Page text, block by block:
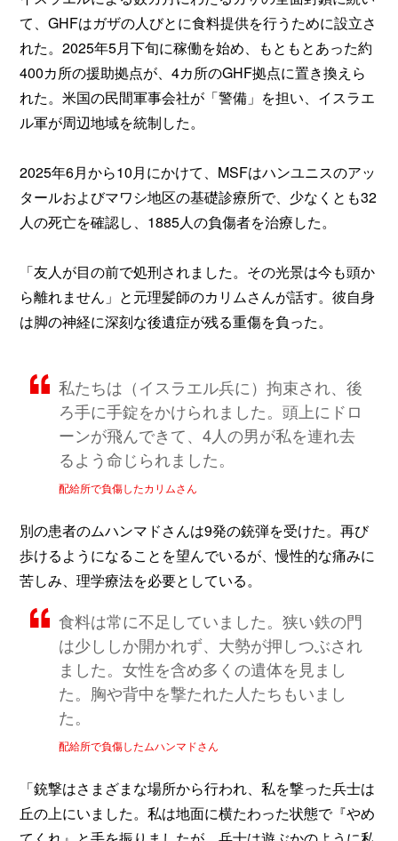
て、GHFはガザの人びとに食料提供を行うために設立さ
れた。2025年5月下旬に稼働を始め、もともとあった約
400カ所の援助拠点が、4カ所のGHF拠点に置き換えら
れた。米国の民間軍事会社が「警備」を担い、イスラエ
ル軍が周辺地域を統制した。
2025年6月から10月にかけて、MSFはハンユニスのアッ
タールおよびマワシ地区の基礎診療所で、少なくとも32
人の死亡を確認し、1885人の負傷者を治療した。
「友人が目の前で処刑されました。その光景は今も頭か
ら離れません」と元理髪師のカリムさんが話す。彼自身
は脚の神経に深刻な後遺症が残る重傷を負った。
私たちは（イスラエル兵に）拘束され、後
ろ手に手錠をかけられました。頭上にドロ
ーンが飛んできて、4人の男が私を連れ去
るよう命じられました。
配給所で負傷したカリムさん
別の患者のムハンマドさんは9発の銃弾を受けた。再び
歩けるようになることを望んでいるが、慢性的な痛みに
苦しみ、理学療法を必要としている。
食料は常に不足していました。狭い鉄の門
は少ししか開かれず、大勢が押しつぶされ
ました。女性を含め多くの遺体を見まし
た。胸や背中を撃たれた人たちもいまし
た。
配給所で負傷したムハンマドさん
「銃撃はさまざまな場所から行われ、私を撃った兵士は
丘の上にいました。私は地面に横たわった状態で『やめ